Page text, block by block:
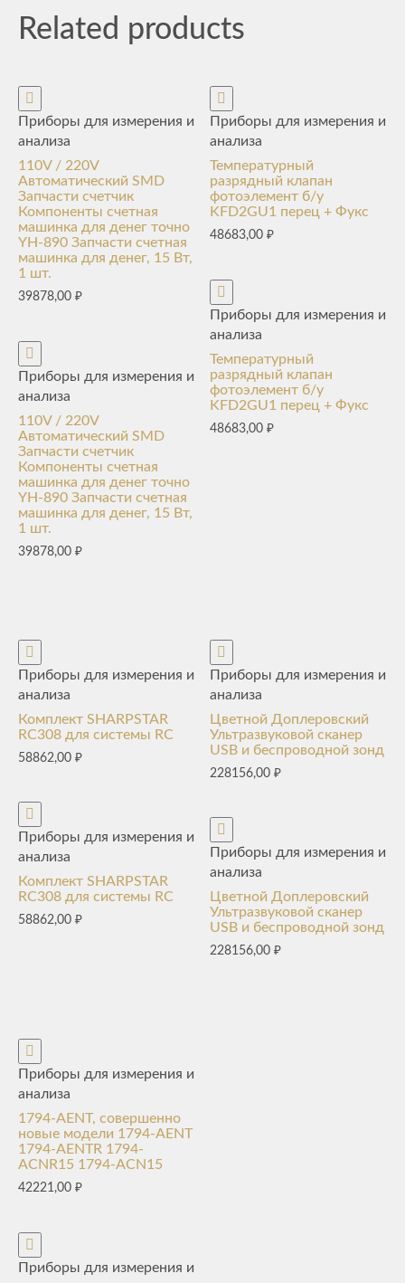
Related products
Приборы для измерения и
анализа
110V / 220V
Автоматический SMD
Запчасти счетчик
Компоненты счетная
машинка для денег точно
YH-890 Запчасти счетная
машинка для денег, 15 Вт,
1 шт.
39878,00 ₽
Приборы для измерения и
анализа
110V / 220V
Автоматический SMD
Запчасти счетчик
Компоненты счетная
машинка для денег точно
YH-890 Запчасти счетная
машинка для денег, 15 Вт,
1 шт.
39878,00 ₽
Приборы для измерения и
анализа
Температурный
разрядный клапан
фотоэлемент б/у
KFD2GU1 перец + Фукс
48683,00₽
Приборы для измерения и
анализа
Температурный
разрядный клапан
фотоэлемент б/у
KFD2GU1 перец + Фукс
48683,00₽
Приборы для измерения и
анализа
Комплект SHARPSTAR
RC308 для системы RC
58862,00 ₽
Приборы для измерения и
анализа
Комплект SHARPSTAR
RC308 для системы RC
58862,00 ₽
Приборы для измерения и
анализа
Цветной Доплеровский
Ультразвуковой сканер
USB и беспроводной зонд
228156,00₽
Приборы для измерения и
анализа
Цветной Доплеровский
Ультразвуковой сканер
USB и беспроводной зонд
228156,00₽
Приборы для измерения и
анализа
1794-AENT, совершенно
новые модели 1794-AENT
1794-AENTR 1794-
ACNR15 1794-ACN15
42221,00 ₽
Приборы для измерения и